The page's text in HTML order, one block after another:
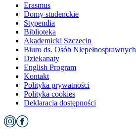
Erasmus
Domy studenckie
Stypendia
Biblioteka
Akademicki Szczecin
Biuro ds. Osób Niepełnosprawnych
Dziekanaty
English Program
Kontakt
Polityka prywatności
Polityka cookies
Deklaracja dostępności